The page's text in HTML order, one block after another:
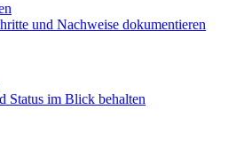
und Nachweise dokumentieren
Status im Blick behalten